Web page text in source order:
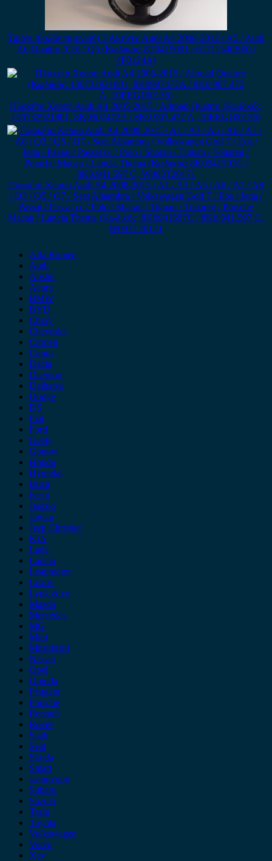
Τιμόνι (βολάν τιμονιού) 3 Ακτίνες Audi A4 2008-2012 / A5 / Audi
A6 Quattro (C6) / Q5 (Κωδικός: 8T0419091 / 61711340B00 /
4F0124A)
Πλακέτα Xenon Audi A4 2005-2015 / Allroad Quatrro (Κωδικός:
130732921801, 8K0907472A / 8K0 907 472 A, 10EEG100136)
Πλακέτα Xenon Audi A4 2008-2015 / A1 / A3 / A5 / A6 / A7 / A8
/ Q3 / Q5 / Q7 / Seat Alhambra / Volkswagen Golf 7 / Eos / Jetta /
Passat / Passat cc / Polo / Sharan / Tiguan / Touareg / Porsche
Macan / Lancia Thema (Κωδικός: 8K0941597C / 8K0.941.597 C,
W003T20171
Alfa Romeo
Audi
Austin
Acura
BMW
BYD
Chery
Chevrolet
Citroen
Cupra
Dacia
Daewoo
Daihatsu
Dodge
DS
Fiat
Ford
Geely
Gonow
Honda
Hyundai
Isuzu
iveco
Jaecoo
Jaguar
Jeep Chrysler
KIA
Lada
Lancia
Leapmotor
Lexus
Lynk & co
Mazda
Mercedes
MG
Mini
Mitsubishi
Nissan
Opel
Omoda
Peugeot
Porsche
Renault
Rover
Saab
Seat
Skoda
Smart
ssangyong
Subaru
Suzuki
Tesla
Toyota
Volkswagen
Volvo
Xev